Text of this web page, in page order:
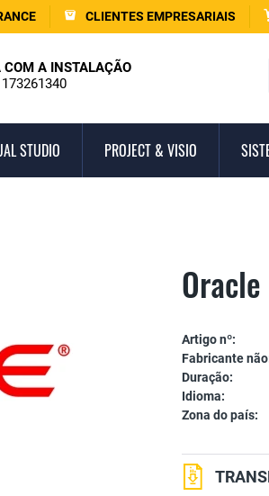
CLIENTES EMPRESARIAIS
COM A INSTALAÇÃO
STUDIO PROJECT & VISIO
Artigo nº:
Fabricante
Duração:
Idioma:
Zona do país: